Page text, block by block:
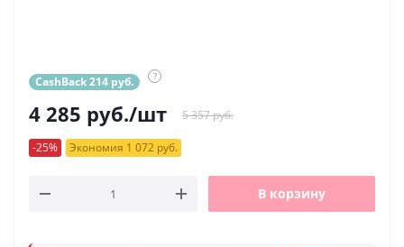
CashBack 214 руб. ?
4 285 руб./шт 5 357 руб.
-25% Экономия 1 072 руб.
В корзину